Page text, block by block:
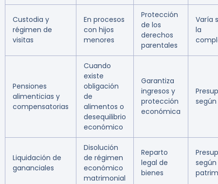
Custodia y
régimen de
visitas
En procesos
con hijos
menores
Protección
de los
derechos
parentales
Varía
la
Pensiones
alimenticias y
compensatorias
Cuando
existe
obligación
de
alimentos o
desequilibrio
económico
Garantiza
ingresos y
protección
económica
Liquidación de
gananciales
Disolución
de régimen
económico
matrimonial
Reparto
legal de
bienes
según